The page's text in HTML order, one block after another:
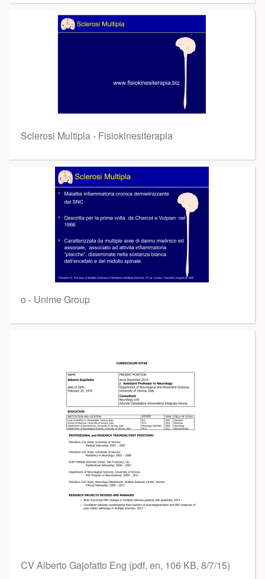
Sclerosi Multipla - Fisiokinesiterapia
o - Unime Group
CV Alberto Gajofatto Eng (pdf, en, 106 KB, 8/7/15)